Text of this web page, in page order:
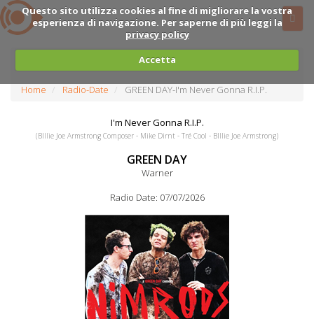
Questo sito utilizza cookies al fine di migliorare la vostra
esperienza di navigazione. Per saperne di più leggi la
privacy policy
Accetta
Home Radio-Date GREEN DAY-I'm Never Gonna R.I.P.
I'm Never Gonna R.I.P.
(BIllie Joe Armstrong Composer - Mike Dirnt - Tré Cool - BIllie Joe Armstrong)
GREEN DAY
Warner
Radio Date: 07/07/2026